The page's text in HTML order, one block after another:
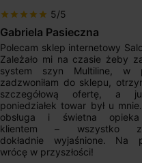
star star star star star 5/5
Gabriela Pasieczna
Polecam sklep internetowy
Zależało mi na czasie żeby
system szyn Multiline, w
zadzwoniłam do sklepu,
szczegółową ofertę, a
poniedziałek towar był u
obsługa i świetna
klientem – wszystko
dokładnie wyjaśnione. Na
wrócę w przyszłości!